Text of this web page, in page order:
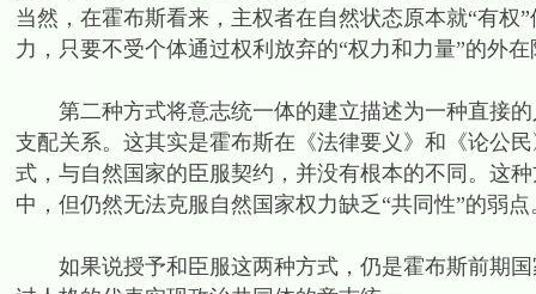
当然，在霍布斯看来，主权者在自然状态原本就“有
力，只要不受个体通过权利放弃的“权力和力量”的外
第二种方式将意志统一体的建立描述为一种直接的
支配关系。这其实是霍布斯在《法律要义》和《论公
式，与自然国家的臣服契约，并没有根本的不同。这
中，但仍然无法克服自然国家权力缺乏“共同性”的弱点
如果说授予和臣服这两种方式，仍是霍布斯前期国